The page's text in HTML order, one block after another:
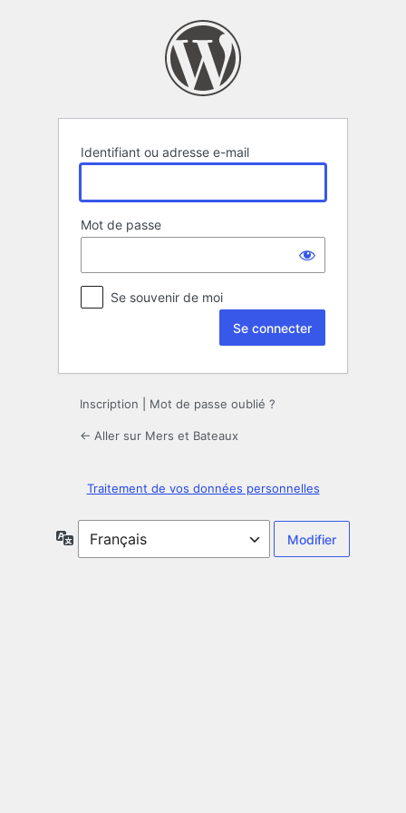
Identifiant ou adresse e-mail
Mot de passe
Se souvenir de moi
Inscription Mot de passe oublié ?
← Aller sur Mers et Bateaux
Traitement de vos données personnelles
Langue